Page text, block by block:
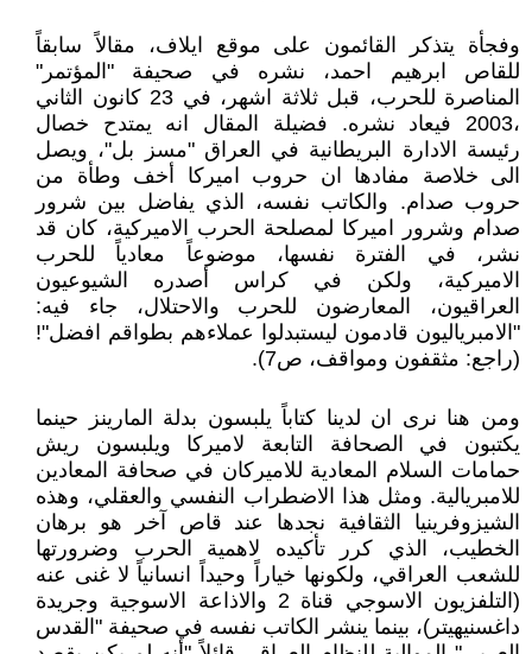
وفجأة يتذكر القائمون على موقع ايلاف، مقالاً سابقاً
للقاص ابرهيم احمد، نشره في صحيفة "المؤتمر"
المناصرة للحرب، قبل ثلاثة اشهر، في 23 كانون الثاني
،2003 فيعاد نشره. فضيلة المقال انه يمتدح خصال
رئيسة الادارة البريطانية في العراق "مسز بل"، ويصل
الى خلاصة مفادها ان حروب اميركا أخف وطأة من
حروب صدام. والكاتب نفسه، الذي يفاضل بين شرور
صدام وشرور اميركا لمصلحة الحرب الاميركية، كان قد
نشر، في الفترة نفسها، موضوعاً معادياً للحرب
الاميركية، ولكن في كراس أصدره الشيوعيون
العراقيون، المعارضون للحرب والاحتلال، جاء فيه:
"الامبرياليون قادمون ليستبدلوا عملاءهم بطواقم افضل"!
(راجع: مثقفون ومواقف، ص7).
ومن هنا نرى ان لدينا كتاباً يلبسون بدلة المارينز حينما
يكتبون في الصحافة التابعة لاميركا ويلبسون ريش
حمامات السلام المعادية للاميركان في صحافة المعادين
للامبريالية. ومثل هذا الاضطراب النفسي والعقلي، وهذه
الشيزوفرينيا الثقافية نجدها عند قاص آخر هو برهان
الخطيب، الذي كرر تأكيده لاهمية الحرب وضرورتها
للشعب العراقي، ولكونها خياراً وحيداً انسانياً لا غنى عنه
(التلفزيون الاسوجي قناة 2 والاذاعة الاسوجية وجريدة
داغسنيهيتر)، بينما ينشر الكاتب نفسه في صحيفة "القدس